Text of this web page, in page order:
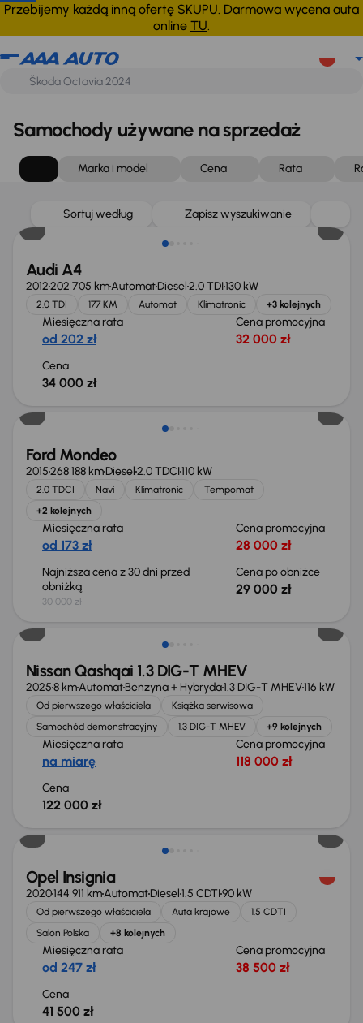
Przebijemy każdą inną ofertę SKUPU. Darmowa wycena auta
online TU.
Samochody używane na sprzedaż
Marka i model Cena Rata
Sortuj według Zapisz wyszukiwanie
Audi A4
2012202 705 kmAutomatDiesel2.0 TDI130 kW
2.0 TDI 177 KM Automat Klimatronic +3 kolejnych
Miesięczna rata
od 202 zł
Cena promocyjna
32 000 zł
Cena
34 000 zł
Ford Mondeo
2015268 188 kmDiesel2.0 TDCI110 kW
2.0 TDCI Navi Klimatronic
Tempomat
+2 kolejnych
Miesięczna rata
od 173 zł
Cena promocyjna
28 000 zł
Najniższa cena z 30 dni przed
obniżką
30 000 zł
Cena po obniżce
29 000 zł
Od nowego taniej o 36 775 zł
Nissan Qashqai 1.3 DIG-T MHEV
20258 kmAutomatBenzyna + Hybryda1.3 DIG-T MHEV116 kW
Od pierwszego właściciela
Książka serwisowa
Samochód demonstracyjny
1.3 DIG-T MHEV +9 kolejnych
Miesięczna rata
na miarę
Cena promocyjna
118 000 zł
Cena
122 000 zł
Opel Insignia
2020144 911 kmAutomatDiesel1.5 CDTI90 kW
Od pierwszego właściciela Auta krajowe
1.5 CDTI
Salon Polska
+8 kolejnych
Miesięczna rata
od 247 zł
Cena promocyjna
38 500 zł
Cena
41 500 zł